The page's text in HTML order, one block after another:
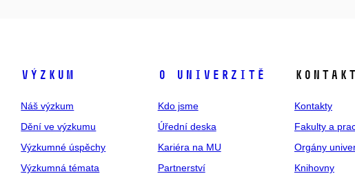
Výzkum
Náš výzkum
Dění ve výzkumu
Výzkumné úspěchy
Výzkumná témata
O univerzitě
Kdo jsme
Úřední deska
Kariéra na MU
Partnerství
Kontakty
Fakulty a
Orgány
Knihovny